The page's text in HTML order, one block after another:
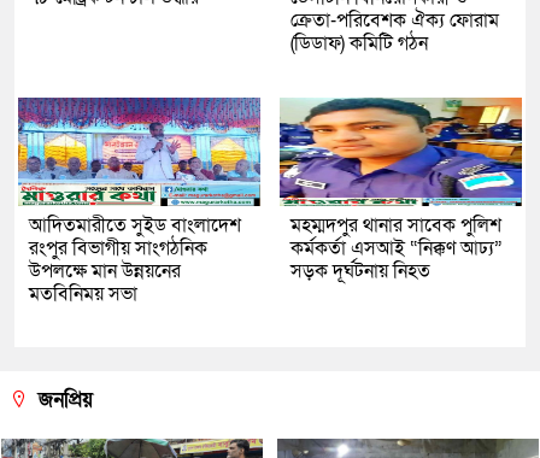
ক্রেতা-পরিবেশক ঐক্য ফোরাম
(ডিডাফ) কমিটি গঠন
আদিতমারীতে সুইড বাংলাদেশ
রংপুর বিভাগীয় সাংগঠনিক
উপলক্ষে মান উন্নয়নের
মতবিনিময় সভা
মহম্মদপুর থানার সাবেক পুলিশ
কর্মকর্তা এসআই “নিক্কণ আঢ্য”
সড়ক দূর্ঘটনায় নিহত
জনপ্রিয়